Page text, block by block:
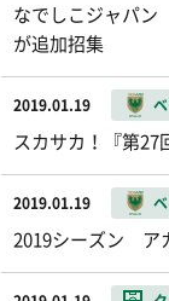
なでしこジャパン
が追加招集
2019.01.19
スカサカ！『第27
2019.01.19
2019シーズン ア